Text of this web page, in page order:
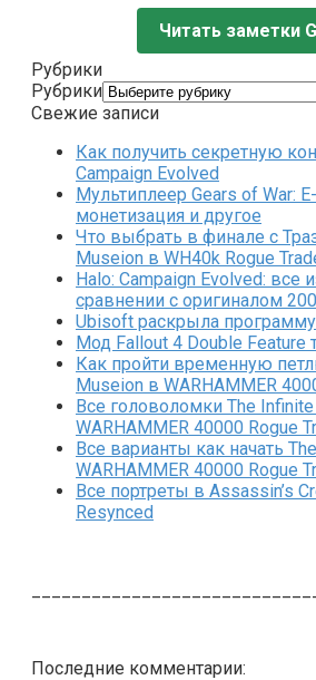
Читать заметки
Рубрики
Рубрики
Свежие записи
Как получить секретную
Campaign Evolved
Мультиплеер Gears of War:
монетизация и другое
Что выбрать в финале с
Museion в WH40k Rogue
Halo: Campaign Evolved: все
сравнении с оригиналом
Ubisoft раскрыла
Мод Fallout 4 Double Feature
Как пройти временную
Museion в WARHAMMER
Все головоломки The
WARHAMMER 40000 Rogue
Все варианты как начать
WARHAMMER 40000 Rogue
Все портреты в Assassin’s
Resynced
Последние комментарии: